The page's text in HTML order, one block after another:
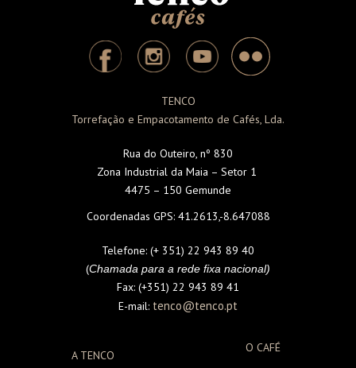
TENCO
Torrefação e Empacotamento de Cafés, Lda.
Rua do Outeiro, nº 830
Zona Industrial da Maia – Setor 1
4475 – 150 Gemunde
Coordenadas GPS:41.2613,-8.647088
Telefone: (+ 351) 22 943 89 40
(Chamada para a rede fixa nacional)
Fax: (+351) 22 943 89 41
E-mail: tenco@tenco.pt
A TENCO
O CAFÉ